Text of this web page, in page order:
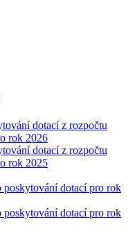
dotací z rozpočtu
rok 2026
dotací z rozpočtu
rok 2025
poskytování dotací pro rok
poskytování dotací pro rok